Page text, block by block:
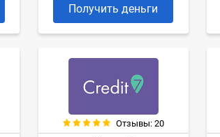
Получить деньги
Отзывы: 20